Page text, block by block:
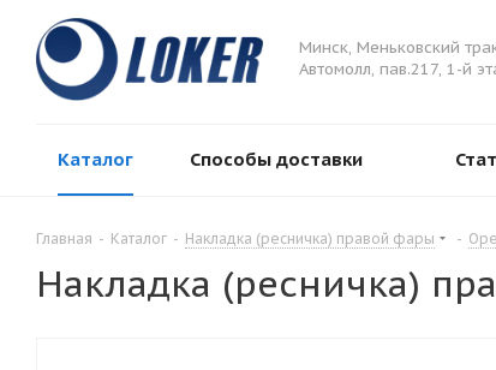
Минск, Меньковский
Автомолл, пав.217, 1-й
Каталог Способы доставки
Главная - Каталог - Накладка (ресничка) правой фары -
Накладка (ресничка)